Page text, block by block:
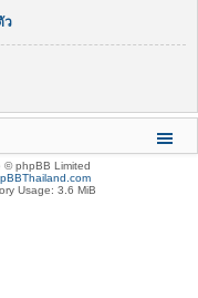
ว
© phpBB Limited
Usage: 3.6 MiB